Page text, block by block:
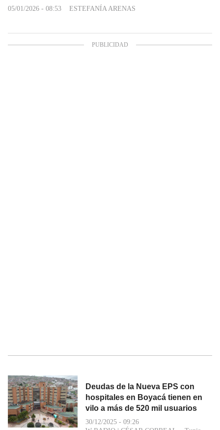
05/01/2026 - 08:53 ESTEFANÍA ARENAS
Deudas de la Nueva EPS con
hospitales en Boyacá tienen en
vilo a más de 520 mil usuarios
30/12/2025 - 09:26